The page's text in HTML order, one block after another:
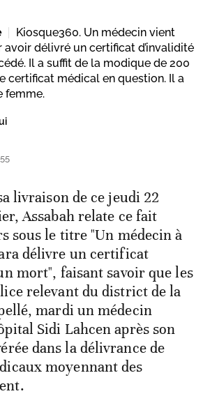
Kiosque360. Un médecin vient
avoir délivré un certificat d’invalidité
Il a suffit de la modique de 200
certificat médical en question. Il a
femme.
livraison de ce jeudi 22
Assabah relate ce fait
sous le titre "Un médecin à
délivre un certificat
mort", faisant savoir que les
relevant du district de la
mardi un médecin
Sidi Lahcen après son
dans la délivrance de
moyennant des